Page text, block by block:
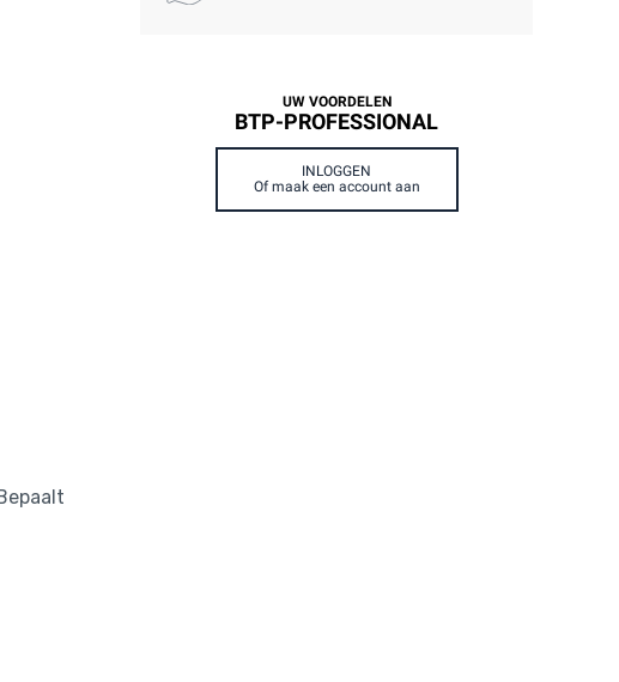
UW VOORDELEN
BTP-PROFESSIONAL
INLOGGEN
Of maak een account aan